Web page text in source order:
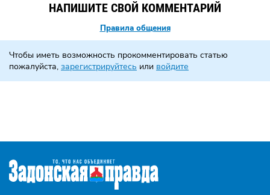
НАПИШИТЕ СВОЙ КОММЕНТАРИЙ
Правила общения
Чтобы иметь возможность прокомментировать статью
пожалуйста, зарегистрируйтесь или войдите